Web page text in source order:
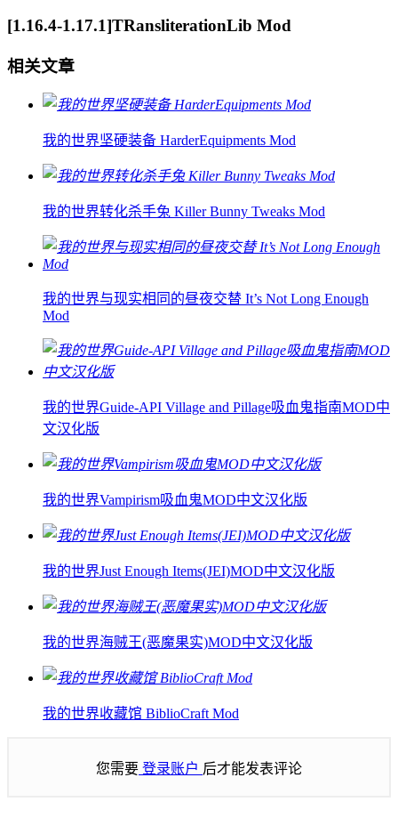
[1.16.4-1.17.1]TRansliterationLib Mod
相关文章
我的世界坚硬装备 HarderEquipments Mod
我的世界转化杀手兔 Killer Bunny Tweaks Mod
我的世界与现实相同的昼夜交替 It’s Not Long Enough
Mod
我的世界Guide-API Village and Pillage吸血鬼指南MOD中
文汉化版
我的世界Vampirism吸血鬼MOD中文汉化版
我的世界Just Enough Items(JEI)MOD中文汉化版
我的世界海贼王(恶魔果实)MOD中文汉化版
我的世界收藏馆 BiblioCraft Mod
您需要 登录账户 后才能发表评论